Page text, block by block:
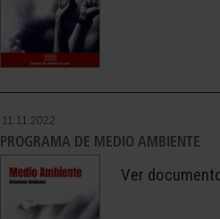
11.11.2022
PROGRAMA DE MEDIO AMBIENTE
Ver